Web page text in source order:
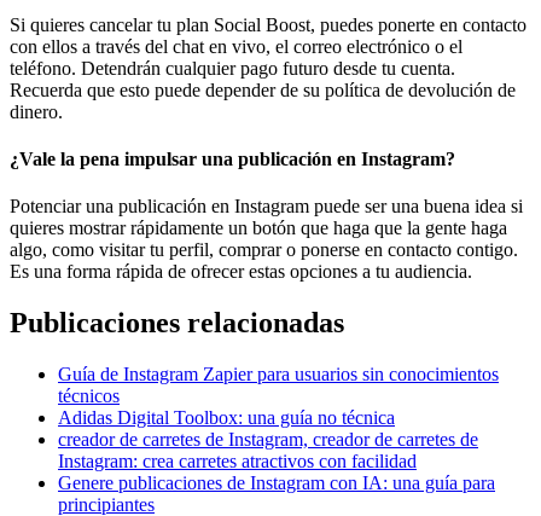
Si quieres cancelar tu plan Social Boost, puedes ponerte en contacto
con ellos a través del chat en vivo, el correo electrónico o el
teléfono. Detendrán cualquier pago futuro desde tu cuenta.
Recuerda que esto puede depender de su política de devolución de
dinero.
¿Vale la pena impulsar una publicación en Instagram?
Potenciar una publicación en Instagram puede ser una buena idea si
quieres mostrar rápidamente un botón que haga que la gente haga
algo, como visitar tu perfil, comprar o ponerse en contacto contigo.
Es una forma rápida de ofrecer estas opciones a tu audiencia.
Publicaciones relacionadas
Guía de Instagram Zapier para usuarios sin conocimientos
técnicos
Adidas Digital Toolbox: una guía no técnica
creador de carretes de Instagram, creador de carretes de
Instagram: crea carretes atractivos con facilidad
Genere publicaciones de Instagram con IA: una guía para
principiantes